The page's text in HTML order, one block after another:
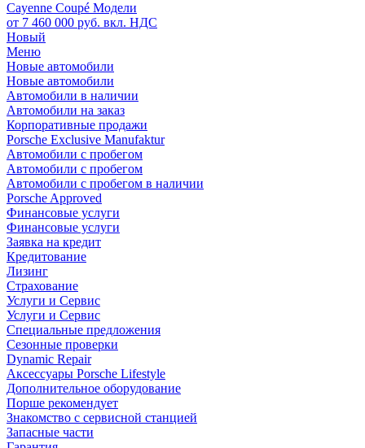
Cayenne Coupé Модели
от 7 460 000 руб. вкл. НДС
Новый
Меню
Новые автомобили
Новые автомобили
Автомобили в наличии
Автомобили на заказ
Корпоративные продажи
Porsche Exclusive Manufaktur
Автомобили с пробегом
Автомобили с пробегом
Автомобили с пробегом в наличии
Porsche Approved
Финансовые услуги
Финансовые услуги
Заявка на кредит
Кредитование
Лизинг
Страхование
Услуги и Сервис
Услуги и Сервис
Специальные предложения
Сезонные проверки
Dynamic Repair
Аксессуары Porsche Lifestyle
Дополнительное оборудование
Порше рекомендует
Знакомство с сервисной станцией
Запасные части